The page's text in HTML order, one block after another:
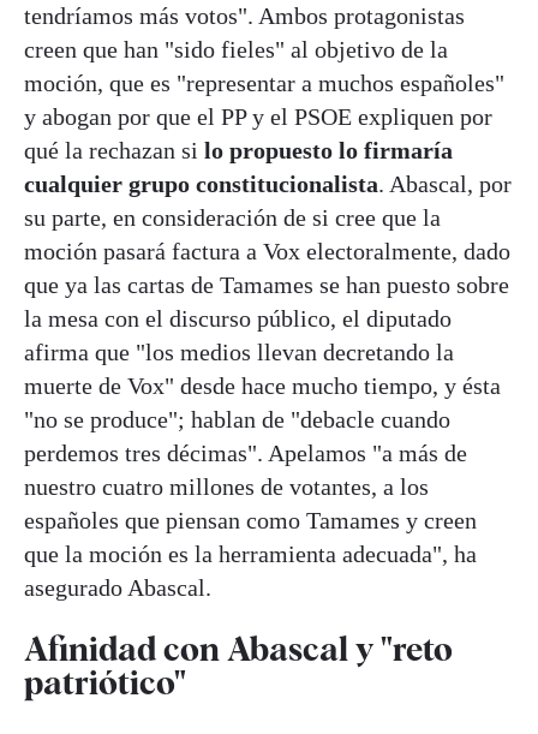
tendríamos más votos". Ambos protagonistas
creen que han "sido fieles" al objetivo de la
moción, que es "representar a muchos españoles"
y abogan por que el PP y el PSOE expliquen por
qué la rechazan si lo propuesto lo firmaría
cualquier grupo constitucionalista. Abascal, por
su parte, en consideración de si cree que la
moción pasará factura a Vox electoralmente, dado
que ya las cartas de Tamames se han puesto sobre
la mesa con el discurso público, el diputado
afirma que "los medios llevan decretando la
muerte de Vox" desde hace mucho tiempo, y ésta
"no se produce"; hablan de "debacle cuando
perdemos tres décimas". Apelamos "a más de
nuestro cuatro millones de votantes, a los
españoles que piensan como Tamames y creen
que la moción es la herramienta adecuada", ha
asegurado Abascal.
Afinidad con Abascal y "reto
patriótico"